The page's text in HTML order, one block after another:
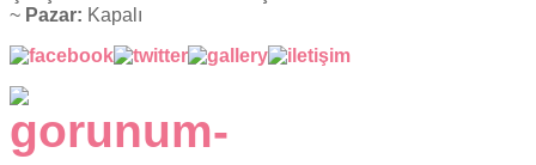
~ Pazar: Kapalı